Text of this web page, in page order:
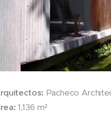
Pacheco
1,136 m²